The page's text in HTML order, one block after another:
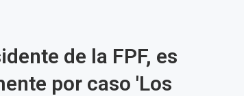
de la FPF, es
por caso 'Los